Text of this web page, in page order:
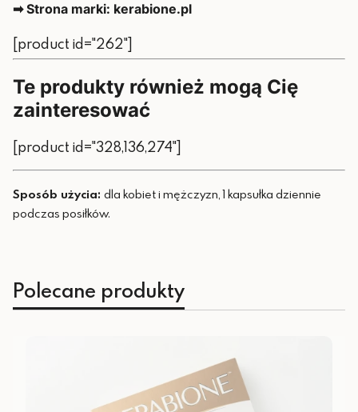
➡ Strona marki: kerabione.pl
[product id="262"]
Te produkty również mogą Cię
zainteresować
[product id="328,136,274"]
Sposób użycia: dla kobiet i mężczyzn, 1 kapsułka dziennie
podczas posiłków.
Polecane produkty